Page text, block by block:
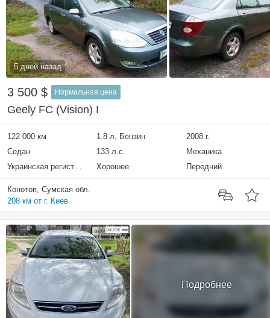
5 дней назад
3 500 $ Нормальная цена
Geely FC (Vision) I
122 000 км 1.8 л, Бензин
2008 г.
Седан
133 л.с.
Механика
Украинская регистрация
Хорошее Передний
Конотоп, Сумская обл.
208 км от г. Киев
Подробнее